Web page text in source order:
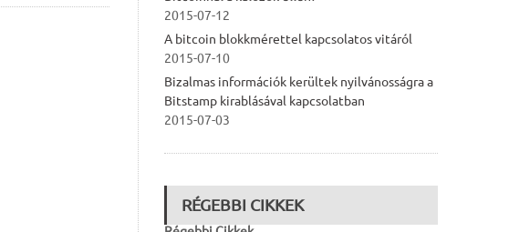
2015-07-12
A bitcoin blokkmérettel kapcsolatos vitáról
2015-07-10
Bizalmas információk kerültek nyilvánosságra a
Bitstamp kirablásával kapcsolatban
2015-07-03
RÉGEBBI CIKKEK